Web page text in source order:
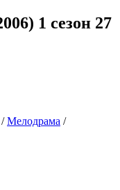
1 сезон 27
/Мелодрама /